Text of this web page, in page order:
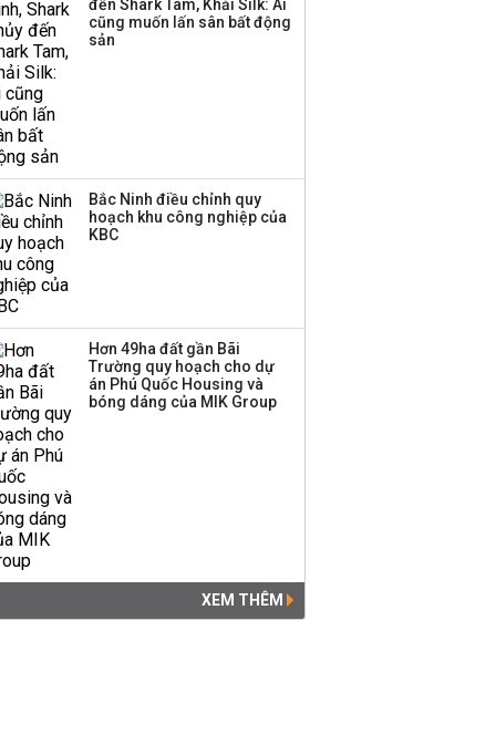
đến Shark Tam, Khải Silk: Ai
cũng muốn lấn sân bất động
sản
Bắc Ninh điều chỉnh quy
hoạch khu công nghiệp của
KBC
Hơn 49ha đất gần Bãi
Trường quy hoạch cho dự
án Phú Quốc Housing và
bóng dáng của MIK Group
XEM THÊM